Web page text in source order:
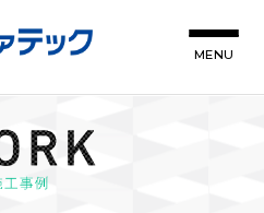
MENU